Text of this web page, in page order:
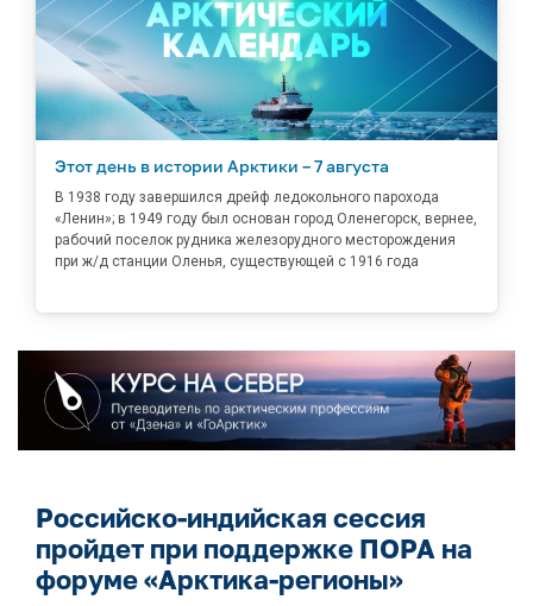
Этот день в истории Арктики – 7 августа
В 1938 году завершился дрейф ледокольного парохода
«Ленин»; в 1949 году был основан город Оленегорск, вернее,
рабочий поселок рудника железорудного месторождения
при ж/д станции Оленья, существующей с 1916 года
Российско-индийская сессия
пройдет при поддержке ПОРА на
форуме «Арктика-регионы»